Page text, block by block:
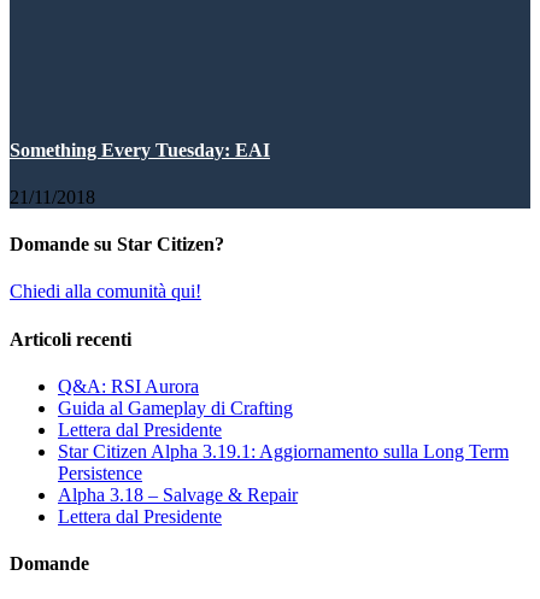
Something Every Tuesday: EAI
21/11/2018
Domande su Star Citizen?
Chiedi alla comunità qui!
Articoli recenti
Q&A: RSI Aurora
Guida al Gameplay di Crafting
Lettera dal Presidente
Star Citizen Alpha 3.19.1: Aggiornamento sulla Long Term
Persistence
Alpha 3.18 – Salvage & Repair
Lettera dal Presidente
Domande